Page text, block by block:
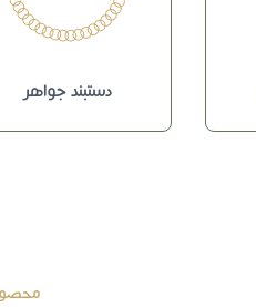
دستبند جواهر